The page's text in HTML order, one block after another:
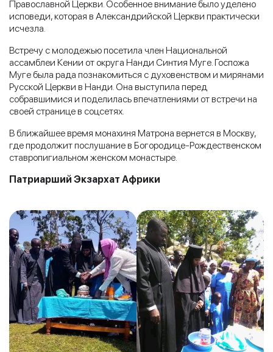
Православной Церкви. Особенное внимание было уделено
исповеди, которая в Александрийской Церкви практически
исчезла.
Встречу с молодежью посетила член Национальной
ассамблеи Кении от округа Нанди Синтия Муге. Госпожа
Муге была рада познакомиться с духовенством и мирянами
Русской Церкви в Нанди. Она выступила перед
собравшимися и поделилась впечатлениями от встречи на
своей странице в соцсетях.
В ближайшее время монахиня Матрона вернется в Москву,
где продолжит послушание в Богородице-Рождественском
ставропигиальном женском монастыре.
Патриарший Экзархат Африки